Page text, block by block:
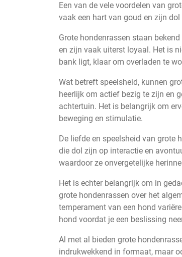
Een van de vele voordelen van
vaak een hart van goud en zijn
Grote hondenrassen staan
en zijn vaak uiterst loyaal. Het is
bank ligt, klaar om overladen te
Wat betreft speelsheid, kunnen
heerlijk om actief bezig te zijn en
achtertuin. Het is belangrijk om
beweging en stimulatie.
De liefde en speelsheid van grote
die dol zijn op interactie en
waardoor ze onvergetelijke
Het is echter belangrijk om in
grote hondenrassen over het
temperament van een hond
hond voordat je een beslissing
Al met al bieden grote
indrukwekkend in formaat, maar